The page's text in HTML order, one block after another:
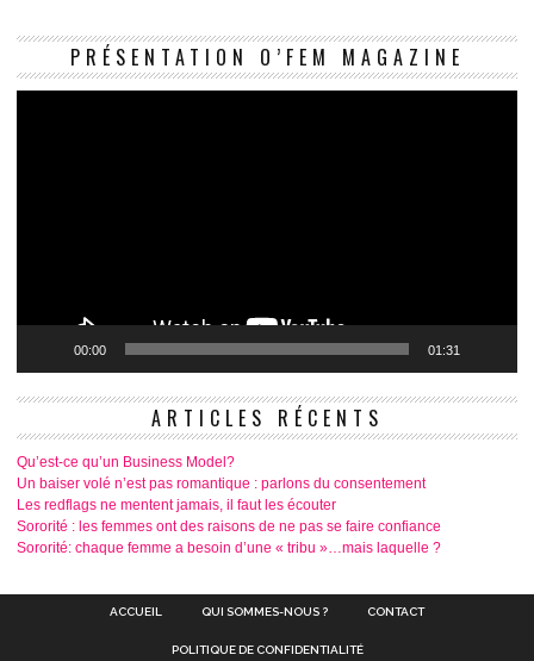
PRÉSENTATION O’FEM MAGAZINE
00:00 01:31
ARTICLES RÉCENTS
Qu’est-ce qu’un Business Model?
Un baiser volé n’est pas romantique : parlons du consentement
Les redflags ne mentent jamais, il faut les écouter
Sororité : les femmes ont des raisons de ne pas se faire confiance
Sororité: chaque femme a besoin d’une « tribu »…mais laquelle ?
ACCUEIL QUI SOMMES-NOUS ? CONTACT
POLITIQUE DE CONFIDENTIALITÉ